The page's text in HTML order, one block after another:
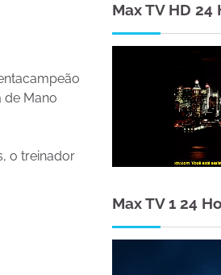
de Mano
o treinador
Max TV HD 24
Max TV 1 24